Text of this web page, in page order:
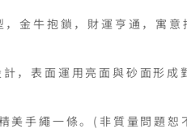
金牛抱鎖，財運亨通，寓意
，表面運用亮面與砂面形
美手繩一條。(非質量問題恕